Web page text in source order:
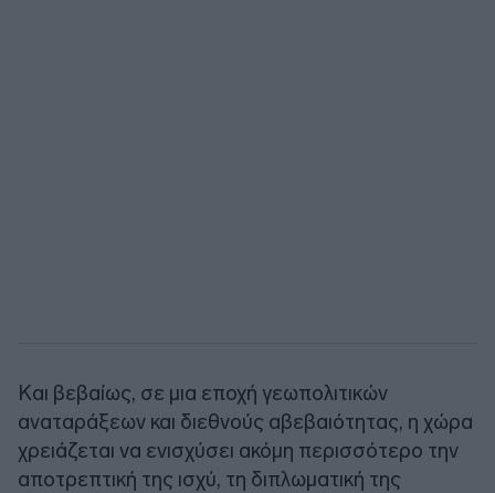
Και βεβαίως, σε μια εποχή γεωπολιτικών
αναταράξεων και διεθνούς αβεβαιότητας, η χώρα
χρειάζεται να ενισχύσει ακόμη περισσότερο την
αποτρεπτική της ισχύ, τη διπλωματική της